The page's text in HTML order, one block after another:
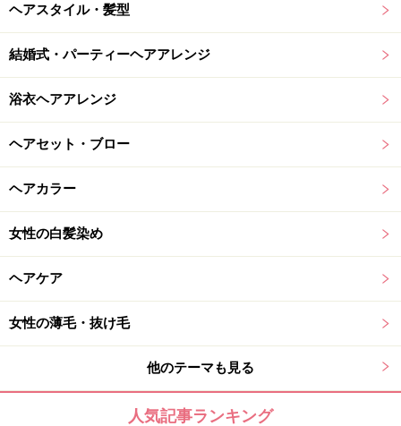
ヘアスタイル・髪型
結婚式・パーティーヘアアレンジ
浴衣ヘアアレンジ
ヘアセット・ブロー
ヘアカラー
女性の白髪染め
ヘアケア
女性の薄毛・抜け毛
他のテーマも見る
人気記事ランキング